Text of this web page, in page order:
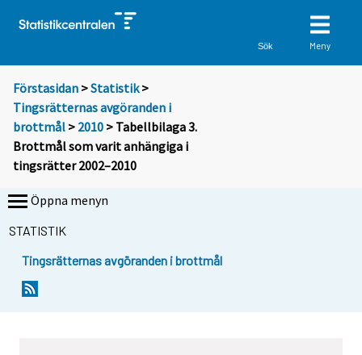
Sök Meny
Förstasidan >Statistik >
Tingsrätternas avgöranden i
brottmål > 2010 > Tabellbilaga 3.
Brottmål som varit anhängiga i
tingsrätter 2002–2010
Öppna menyn
STATISTIK
Tingsrätternas avgöranden i brottmål